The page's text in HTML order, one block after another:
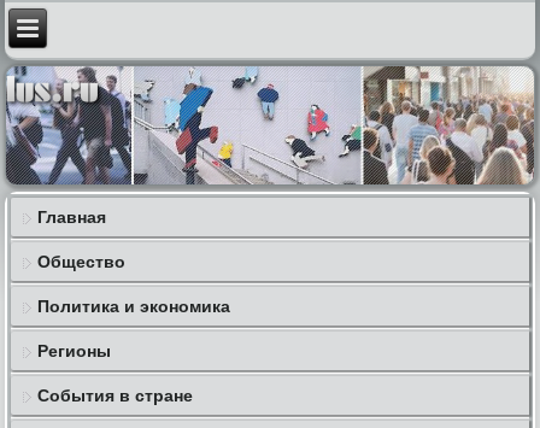
Главная
Общество
Политика и экономика
Регионы
События в стране